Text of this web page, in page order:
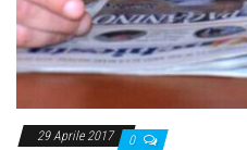
29 Aprile 2017 0